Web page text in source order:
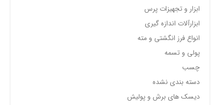
ابزار و تجهیزات پرس
ابزارآلات اندازه گیری
انواع فرز انگشتی و مته
پولی و تسمه
چسب
دسته بندی نشده
دیسک های برش و پولیش